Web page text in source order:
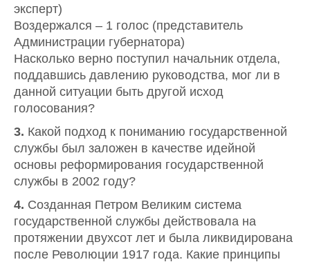
эксперт)
Воздержался – 1 голос (представитель
Администрации губернатора)
Насколько верно поступил начальник отдела,
поддавшись давлению руководства, мог ли в
данной ситуации быть другой исход
голосования?
3. Какой подход к пониманию государственной
службы был заложен в качестве идейной
основы реформирования государственной
службы в 2002 году?
4. Созданная Петром Великим система
государственной службы действовала на
протяжении двухсот лет и была ликвидирована
после Революции 1917 года. Какие принципы